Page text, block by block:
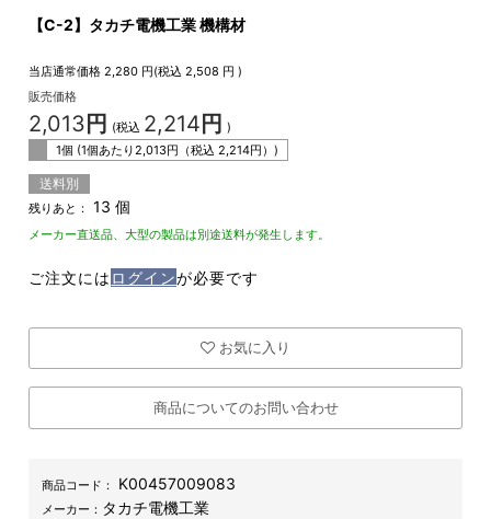
【C-2】タカチ電機工業 機構材
当店通常価格 2,280 円(税込 2,508 円 )
販売価格
2,013 円 (税込 2,214 円 )
1個 (1個あたり 2,013円（税込 2,214円）)
送料別
残りあと： 13 個
メーカー直送品、大型の製品は別途送料が発生します。
ご注文には ログインが必要です
お気に入り
商品についてのお問い合わせ
商品コード： K00457009083
メーカー： タカチ電機工業